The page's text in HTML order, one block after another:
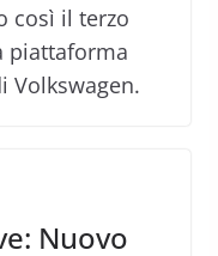
così il terzo
piattaforma
Volkswagen.
Nuovo